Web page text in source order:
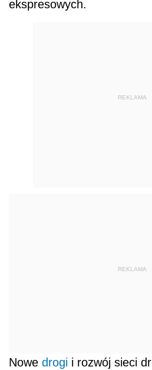
ekspresowych.
REKLAMA
REKLAMA
Nowe drogi i rozwój sieci